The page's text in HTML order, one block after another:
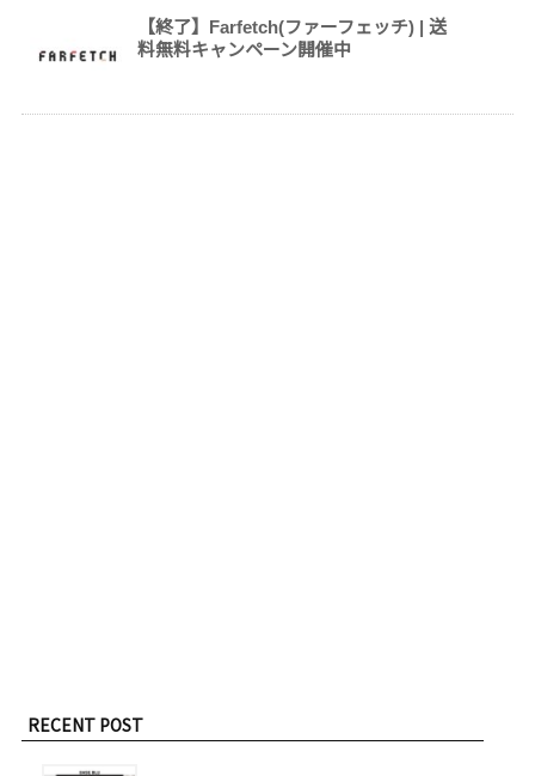
【終了】Farfetch(ファーフェッチ) | 送
料無料キャンペーン開催中
RECENT POST